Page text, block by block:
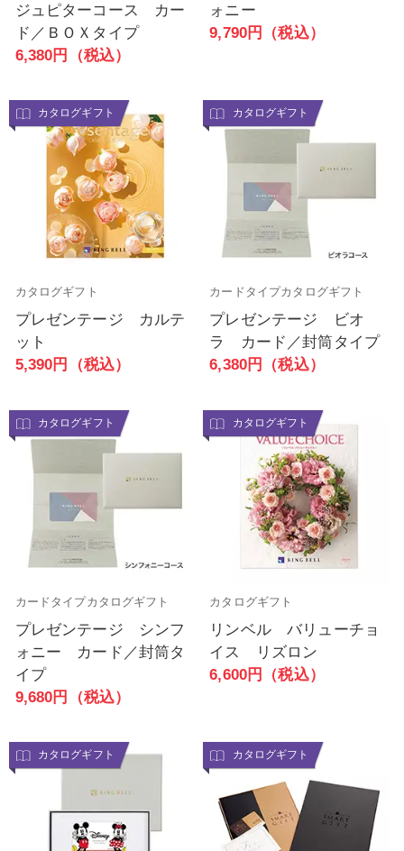
ジュピターコース カー
ド／ＢＯＸタイプ
6,380円（税込）
ォニー
9,790円（税込）
カタログギフト
カタログギフト
プレゼンテージ カルテ
ット
5,390円（税込）
カタログギフト
カードタイプカタログギフト
プレゼンテージ ビオ
ラ カード／封筒タイプ
6,380円（税込）
カタログギフト
カードタイプカタログギフト
プレゼンテージ シンフ
ォニー カード／封筒タ
イプ
9,680円（税込）
カタログギフト
カタログギフト
リンベル バリューチョ
イス リズロン
6,600円（税込）
カタログギフト カタログギフト